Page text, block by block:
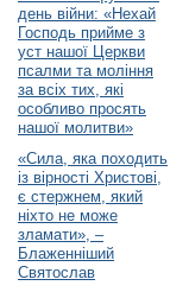
день війни: «Нехай
Господь прийме з
уст нашої Церкви
псалми та моління
за всіх тих, які
особливо просять
нашої молитви»
«Сила, яка походить
із вірності Христові,
є стержнем, який
ніхто не може
зламати», –
Блаженніший
Святослав